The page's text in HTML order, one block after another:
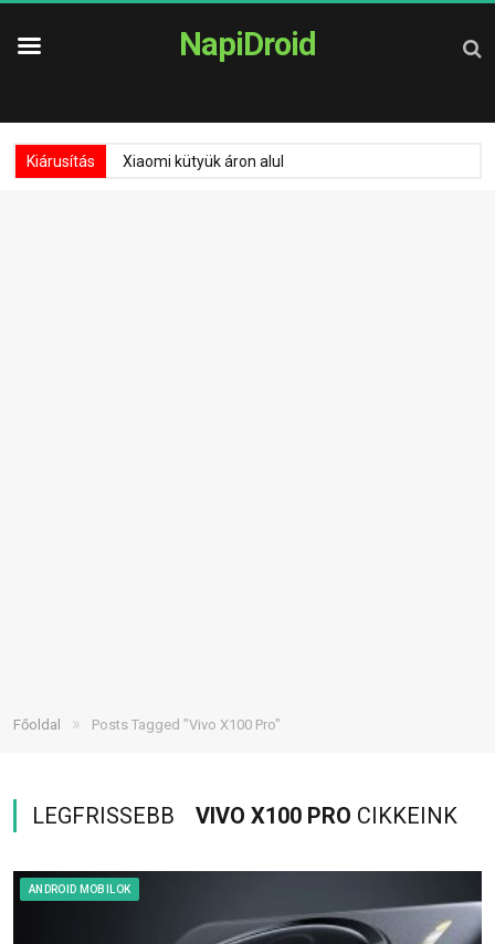
NapiDroid
Kiárusítás Xiaomi kütyük áron alul
Főoldal » Posts Tagged "Vivo X100 Pro"
LEGFRISSEBB VIVO X100 PRO CIKKEINK
ANDROID MOBILOK